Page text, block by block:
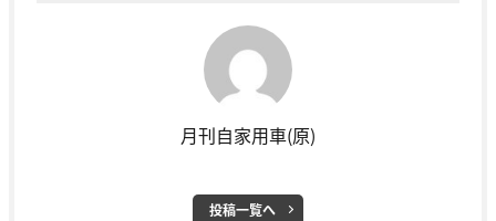
月刊自家用車(原)
投稿一覧へ